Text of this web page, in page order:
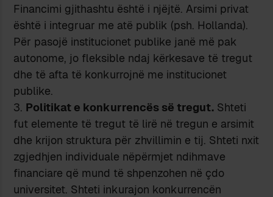
Financimi gjithashtu është i njëjtë. Arsimi privat
është i integruar me atë publik (psh. Hollanda).
Për pasojë institucionet publike janë më pak
autonome, jo fleksible ndaj kërkesave të tregut
dhe të afta të konkurrojnë me institucionet
publike.
Politikat e konkurrencës së tregut. Shteti
fut elemente të tregut të lirë në tregun e arsimit
dhe krijon struktura për zhvillimin e tij. Shteti nxit
zgjedhjen individuale nëpërmjet ndihmave
financiare që mund të shpenzohen në çdo
universitet. Shteti inkurajon konkurrencën